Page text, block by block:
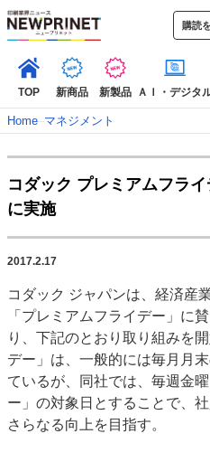
購読
TOP 新商品 新製品 ＡＩ・デジタ
TOP
インタビュー
SDGs・地域
ポストプレス ビジネ
市場・統計
人事・移転・異動・訃報
特集記事カテゴリー一覧
2022 見える化・MIS特集
特集・デジタル印刷 アイデアで勝負！
Home–マネジメント
コダック プレミアムフラ
に実施
2017.2.17
コダック ジャパンは、経済産
「プレミアムフライデー」に
り、下記のとおり取り組みを
デー」は、一般的には毎月月
ているが、同社では、毎週金
ー」の対象日とすることで、
さらなる向上を目指す。